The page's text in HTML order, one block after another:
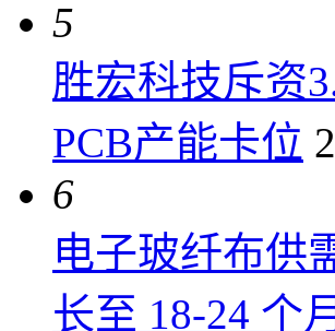
5
胜宏科技斥资
PCB产能卡位
6
电子玻纤布供
长至 18-24 个月